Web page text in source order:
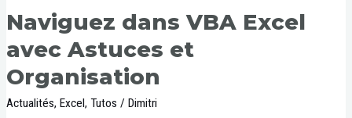
Naviguez dans VBA Excel
avec Astuces et
Organisation
Actualités,Excel,Tutos /Dimitri